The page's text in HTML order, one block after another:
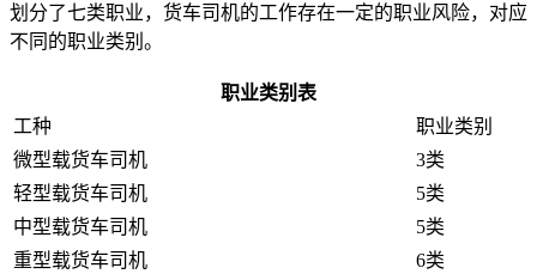
划分了七类职业，货车司机的工作存在一定的职业风险，对应
不同的职业类别。
职业类别表
工种
职业类别
微型载货车司机
3类
轻型载货车司机
5类
中型载货车司机
5类
重型载货车司机
6类